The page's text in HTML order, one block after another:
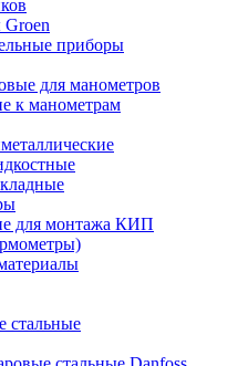
приборы
для манометров
к манометрам
для монтажа КИП
стальные